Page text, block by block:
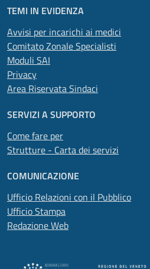
TEMI IN EVIDENZA
Avvisi per incarichi ai medici
Comitato Zonale Specialisti
Moduli SAI
Privacy
Area Riservata Sindaci
SERVIZI A SUPPORTO
Come fare per
Strutture - Carta dei servizi
COMUNICAZIONE
Ufficio Relazioni con il Pubblico
Ufficio Stampa
Redazione Web